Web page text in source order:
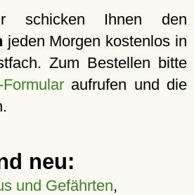
schicken Ihnen den
jeden Morgen kostenlos in
Zum Bestellen bitte
aufrufen und die
neu:
und Gefährten,